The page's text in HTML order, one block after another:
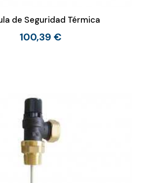
de Seguridad Térmica
100,39 €